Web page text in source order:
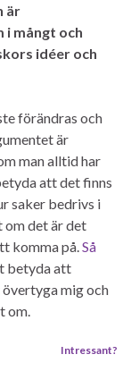
är
mångt och
idéer och
förändras och
är
man alltid har
att det finns
saker bedrivs i
om det är det
komma på.Så
betyda att
mig och
om.
Intressant?